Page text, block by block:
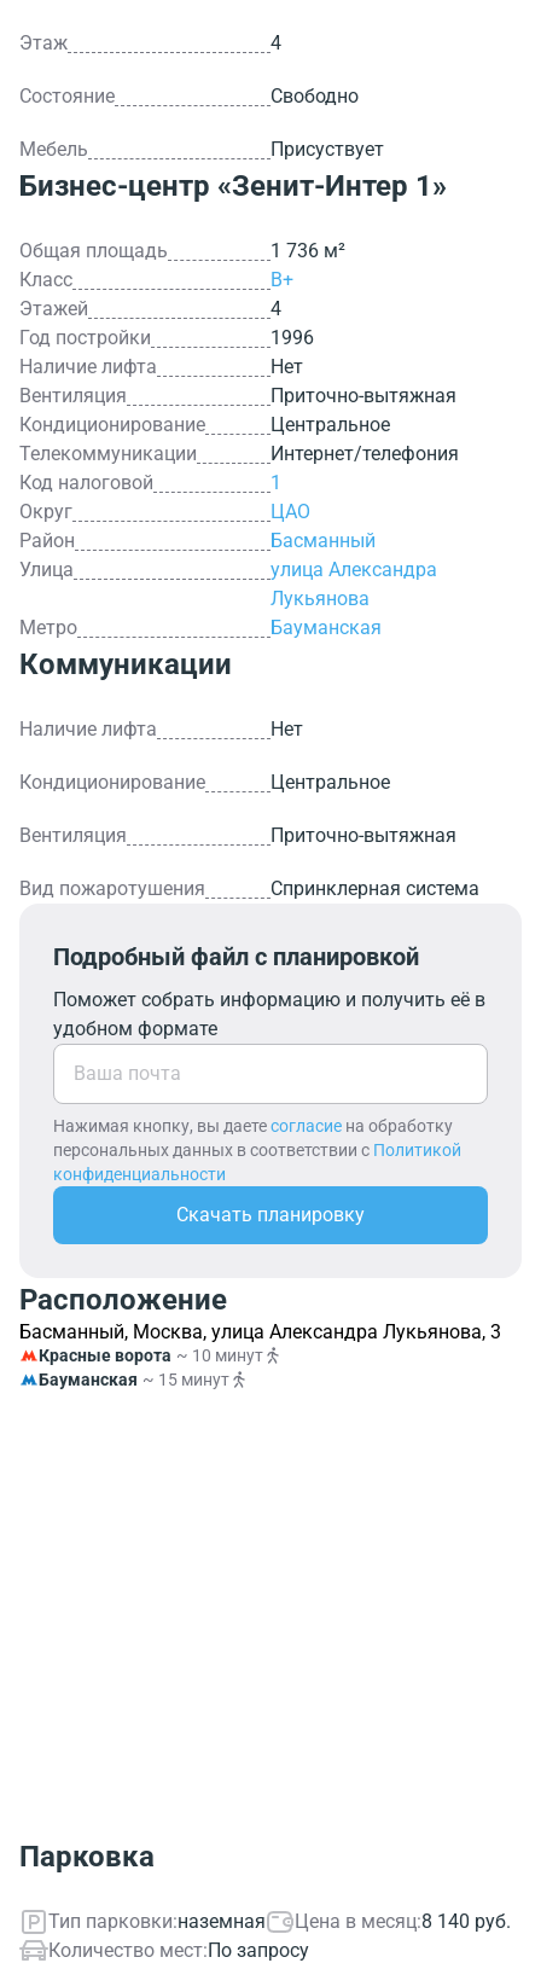
Этаж 4
Состояние Свободно
Мебель Присуствует
Бизнес-центр «Зенит-Интер 1»
Общая площадь
1 736 м²
Класс
B+
Этажей
4
Год постройки
1996
Наличие лифта
Нет
Вентиляция
Приточно-вытяжная
Кондиционирование
Центральное
Телекоммуникации
Интернет/телефония
Код налоговой
1
Округ
ЦАО
Район
Басманный
Улица
улица Александра
Лукьянова
Метро
Бауманская
Коммуникации
Наличие лифта Нет
Кондиционирование Центральное
Вентиляция Приточно-вытяжная
Вид пожаротушения Спринклерная система
Подробный файл с планировкой
Поможет собрать информацию и получить её в
удобном формате
Нажимая кнопку, вы даетесогласие на обработку
персональных данных в соответствии с Политикой
конфиденциальности
Скачать планировку
Расположение
Басманный, Москва, улица Александра Лукьянова, 3
Красные ворота ~ 10 минут
Бауманская ~ 15 минут
Парковка
Тип парковки:наземная Цена в месяц:8 140 руб.
Количество мест:По запросу